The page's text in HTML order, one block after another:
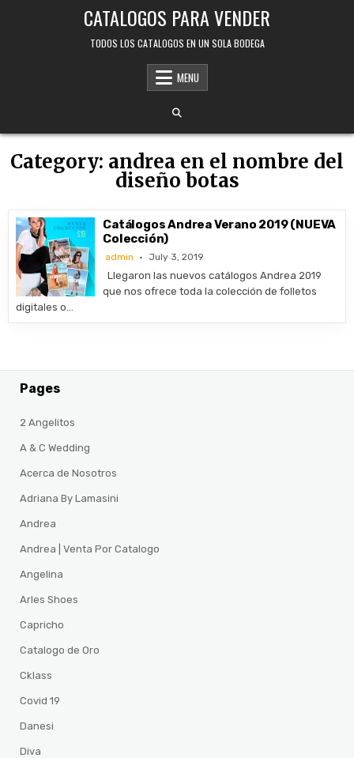
CATALOGOS PARA VENDER
TODOS LOS CATALOGOS EN UN SOLA BODEGA
MENU
Category: andrea en el nombre del
diseño botas
Catálogos Andrea Verano 2019 (NUEVA
Colección)
admin July 3, 2019
Llegaron las nuevos catálogos Andrea 2019
que nos ofrece toda la colección de folletos
digitales o…
Pages
2 Angelitos
A & C Wedding
Acerca de Nosotros
Adriana By Lamasini
Andrea
Andrea | Venta Por Catalogo
Angelina
Arles Shoes
Capricho
Catalogo de Oro
Cklass
Covid 19
Danesi
Diva